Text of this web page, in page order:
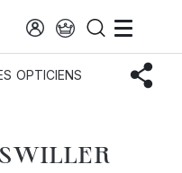
Optical Center
OPTICIENS